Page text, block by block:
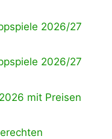
2026/27
2026/27
mit Preisen